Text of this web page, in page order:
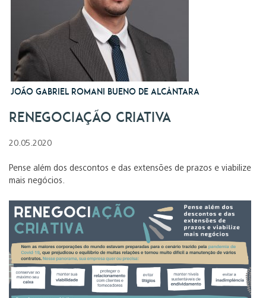
João Gabriel Romani Bueno de Alcântara
Renegociação Criativa
20.05.2020
Pense além dos descontos e das extensões de prazos e viabilize
mais negócios.